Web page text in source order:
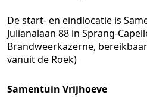
De start- en eindlocatie is
Julianalaan 88 in Sprang-
Brandweerkazerne,
vanuit de Roek)
Samentuin Vrijhoeve